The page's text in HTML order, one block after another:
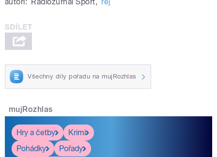
Všechny díly pořadu na mujRozhlas
mujRozhlas
Hry a četby
Krimi
Pohádky
Pořady